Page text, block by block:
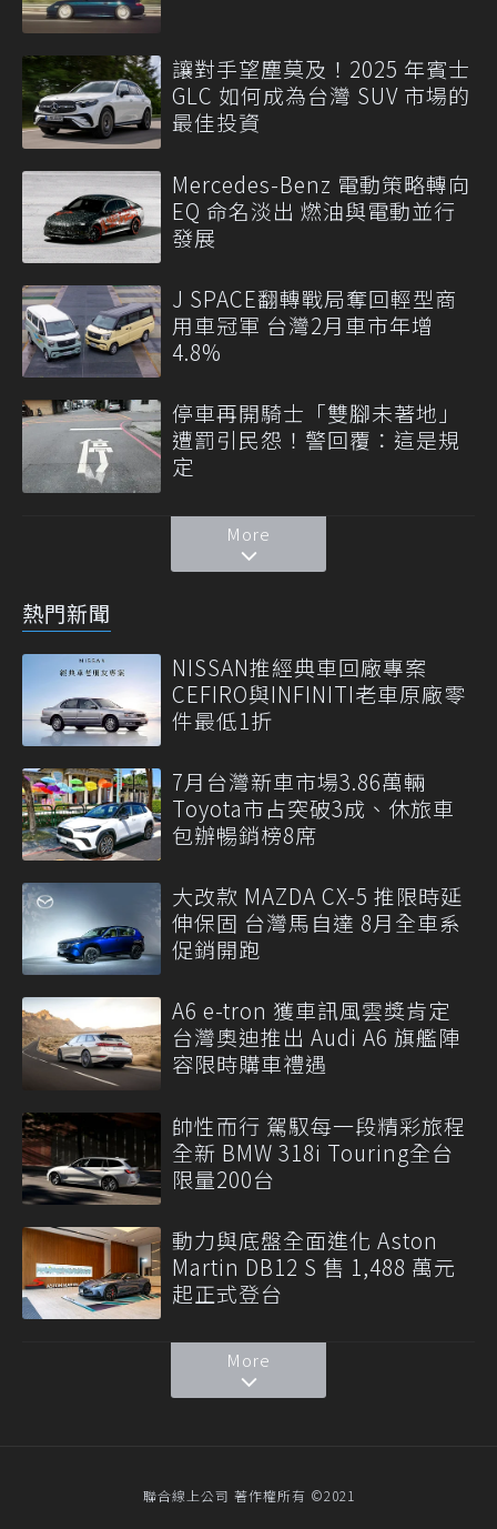
讓對手望塵莫及！2025 年賓士
GLC 如何成為台灣 SUV 市場的
最佳投資
Mercedes-Benz 電動策略轉向
EQ 命名淡出 燃油與電動並行
發展
J SPACE翻轉戰局奪回輕型商
用車冠軍 台灣2月車市年增
4.8%
停車再開騎士「雙腳未著地」
遭罰引民怨！警回覆：這是規
定
More
熱門新聞
NISSAN推經典車回廠專案
CEFIRO與INFINITI老車原廠零
件最低1折
7月台灣新車市場3.86萬輛
Toyota市占突破3成、休旅車
包辦暢銷榜8席
大改款 MAZDA CX-5 推限時延
伸保固 台灣馬自達 8月全車系
促銷開跑
A6 e-tron 獲車訊風雲獎肯定
台灣奧迪推出 Audi A6 旗艦陣
容限時購車禮遇
帥性而行 駕馭每一段精彩旅程
全新 BMW 318i Touring全台
限量200台
動力與底盤全面進化 Aston
Martin DB12 S 售 1,488 萬元
起正式登台
More
聯合線上公司 著作權所有 ©2021